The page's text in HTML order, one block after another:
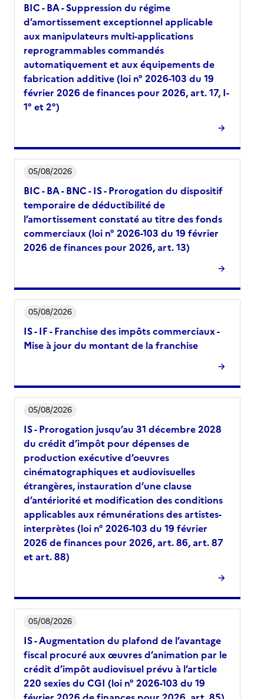
BIC - BA - Suppression du régime
d’amortissement exceptionnel applicable
aux manipulateurs multi-applications
reprogrammables commandés
automatiquement et aux équipements de
fabrication additive (loi n° 2026-103 du 19
février 2026 de finances pour 2026, art. 17, I-
1° et 2°)
BIC - BA - BNC - IS - Prorogation du dispositif
temporaire de déductibilité de
l’amortissement constaté au titre des fonds
commerciaux (loi n° 2026-103 du 19 février
2026 de finances pour 2026, art. 13)
05/08/2026
IS - IF - Franchise des impôts commerciaux -
Mise à jour du montant de la franchise
05/08/2026
IS - Prorogation jusqu’au 31 décembre 2028
du crédit d’impôt pour dépenses de
production exécutive d’oeuvres
cinématographiques et audiovisuelles
étrangères, instauration d’une clause
d’antériorité et modification des conditions
applicables aux rémunérations des artistes-
interprètes (loi n° 2026-103 du 19 février
2026 de finances pour 2026, art. 86, art. 87
et art. 88)
05/08/2026
IS - Augmentation du plafond de l’avantage
fiscal procuré aux œuvres d’animation par le
crédit d’impôt audiovisuel prévu à l’article
220 sexies du CGI (loi n° 2026-103 du 19
05/08/2026